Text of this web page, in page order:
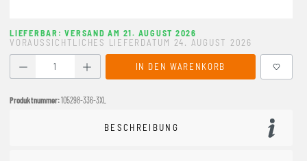
LIEFERBAR: VERSAND AM 21. AUGUST 2026
VORAUSSICHTLICHES LIEFERDATUM 24. AUGUST 2026
Produkt Anzahl: Gib den gewünschten Wert ein oder
IN DEN WARENKORB
Produktnummer:105298-336-3XL
BESCHREIBUNG